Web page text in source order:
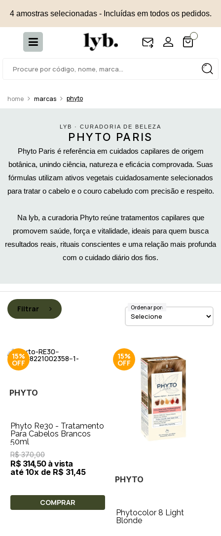
4 amostras selecionadas - Incluídas em todos os pedidos.
marcas phyto
LYB · CURADORIA DE BELEZA
PHYTO PARIS
Phyto Paris é referência em cuidados capilares de origem
botânica, unindo ciência, natureza e eficácia comprovada. Suas
fórmulas utilizam ativos vegetais cuidadosamente selecionados
para tratar o cabelo e o couro cabeludo com precisão e respeito.
Na lyb, a curadoria Phyto reúne tratamentos capilares que
promovem saúde, força e vitalidade, ideais para quem busca
resultados reais, rituais conscientes e uma relação mais profunda
com o cuidado diário dos fios.
Filtrar Ordenar por:
15%
PHYTO
Phyto Re30 - Tratamento
Para Cabelos Brancos
50ml
R$ 370,00
R$ 314,50 à vista
até 10x de R$ 31,45
COMPRAR
15%
PHYTO
Phytocolor 8 Light
Blonde